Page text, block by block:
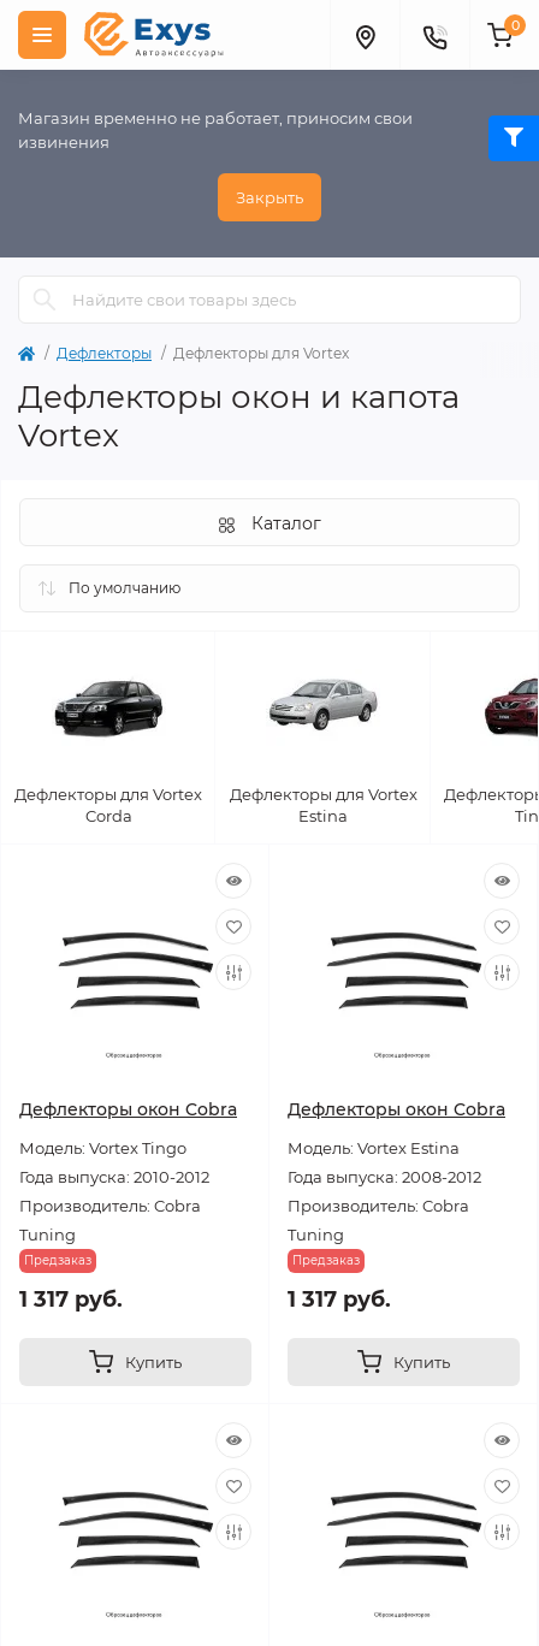
Магазин временно не работает, приносим свои
извинения
Закрыть
0
Дефлекторы Дефлекторы для Vortex
Дефлекторы окон и капота
Vortex
Каталог
Дефлекторы для Vortex
Corda
Дефлекторы для Vortex
Estina
Дефлекторы окон Cobra
Модель: Vortex Tingo
Года выпуска: 2010-2012
Производитель: Cobra
Tuning
Предзаказ
1 317 руб.
Купить
Дефлекторы окон Cobra
Модель: Vortex Estina
Года выпуска: 2008-2012
Производитель: Cobra
Tuning
Предзаказ
1 317 руб.
Купить